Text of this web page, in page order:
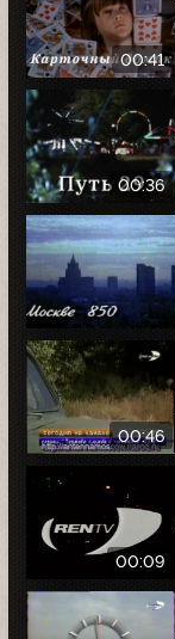
00:41
00:36
00:46
00:09